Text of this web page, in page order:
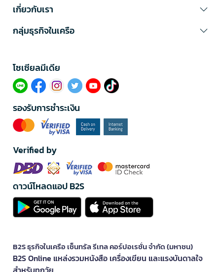
เกี่ยวกับเรา
กลุ่มธุรกิจในเครือ
โซเซียลมีเดีย​
รองรับการชำระเงิน
Verified by
ดาวน์โหลดแอป B2S
B2S ธุรกิจในเครือ เซ็นทรัล รีเทล คอร์ปอเรชั่น จำกัด (มหาชน)
B2S Online แหล่งรวมหนังสือ เครื่องเขียน และแรงบันดาลใจ